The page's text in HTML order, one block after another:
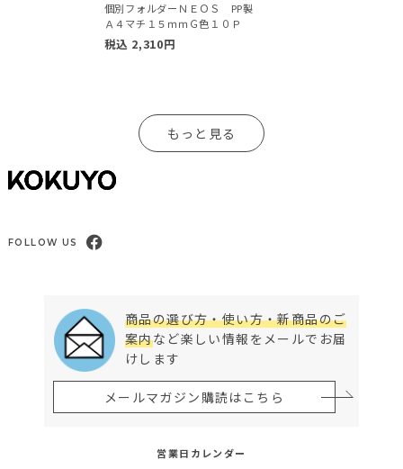
個別フォルダーＮＥＯＳ PP製
Ａ４マチ１５ｍｍＧ色１０Ｐ
税込 2,310円
もっと見る
FOLLOW US
商品の選び方・使い方・新商品のご
案内など楽しい情報をメールでお届
けします
メールマガジン購読はこちら
営業日カレンダー